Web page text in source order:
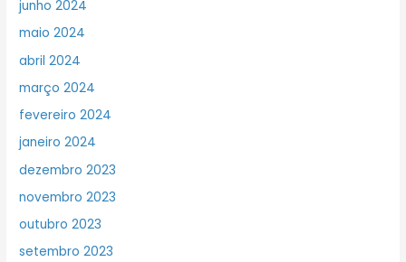
junho 2024
maio 2024
abril 2024
março 2024
fevereiro 2024
janeiro 2024
dezembro 2023
novembro 2023
outubro 2023
setembro 2023